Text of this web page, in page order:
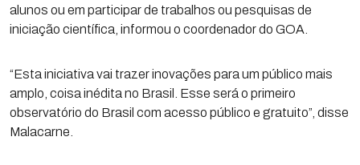
alunos ou em participar de trabalhos ou pesquisas de
iniciação científica, informou o coordenador do GOA.
“Esta iniciativa vai trazer inovações para um público mais
amplo, coisa inédita no Brasil. Esse será o primeiro
observatório do Brasil com acesso público e gratuito”, disse
Malacarne.